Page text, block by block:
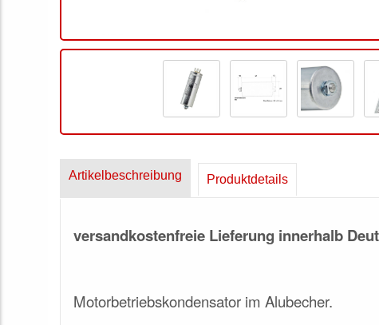
Artikelbeschreibung Produktdetails
versandkostenfreie Lieferung innerhalb
Motorbetriebskondensator im Alubecher.